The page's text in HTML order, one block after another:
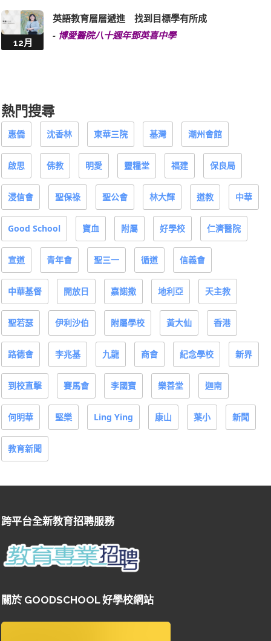
12月
英語教育層層遞進 找到目標學有所成
- 博愛醫院八十週年鄧英喜中學
熱門搜尋
惠僑 沈香林 東華三院 基灣 潮州會館
啟思 佛教 明愛 靈糧堂 福建 保良局
浸信會 聖保祿 聖公會 林大輝 道教 中華
Good School 寶血 附屬 好學校 仁濟醫院
宣道 青年會 聖三一 循道 信義會
中華基督 開放日 嘉諾撒 地利亞 天主教
聖若瑟 伊利沙伯 附屬學校 黃大仙 香港
路德會 李兆基 九龍 商會 紀念學校 新界
到校直擊 賽馬會 李國寶 樂善堂 迦南
何明華 堅樂 Ling Ying 康山 葉小 新聞
教育新聞
跨平台全新教育招聘服務
關於 GOODSCHOOL 好學校網站